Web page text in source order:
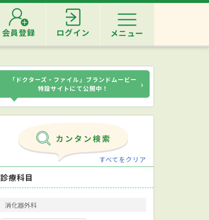
会員登録 ログイン メニュー
「ドクターズ・ファイル」ブランドムービー
特設サイトにて公開中！
›
すべてをクリア
診療科目
消化器外科